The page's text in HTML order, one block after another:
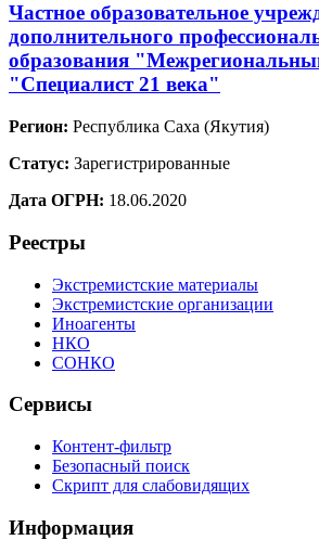
Частное образовательное
дополнительного
образования
"Специалист 21 века"
Регион: Республика Саха (Якутия)
Статус: Зарегистрированные
Дата ОГРН: 18.06.2020
Реестры
Экстремистские материалы
Экстремистские организации
Иноагенты
НКО
СОНКО
Сервисы
Контент-фильтр
Безопасный поиск
Скрипт для слабовидящих
Информация